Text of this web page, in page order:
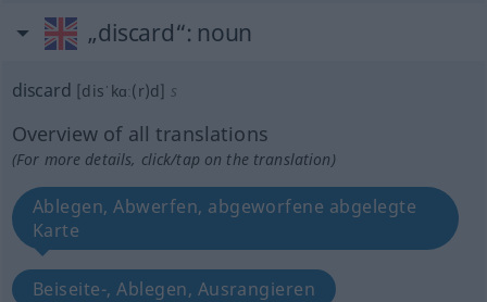
„discard“: noun
discard [disˈkɑː(r)d] s
Overview of all translations
(For more details, click/tap on the translation)
Ablegen, Abwerfen, abgeworfene abgelegte
Karte
Beiseite-, Ablegen, Ausrangieren